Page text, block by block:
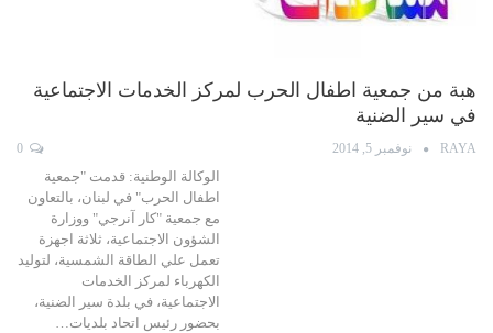
هبة من جمعية اطفال الحرب لمركز الخدمات الاجتماعية
في سير الضنية
RAYA نوفمبر 5, 2014
الوكالة الوطنية: قدمت "جمعية
اطفال الحرب" في لبنان، بالتعاون
مع جمعية "كار آنرجي" ووزارة
الشؤون الاجتماعية، ثلاثة اجهزة
تعمل علي الطاقة الشمسية، لتوليد
الكهرباء لمركز الخدمات
الاجتماعية، في بلدة سير الضنية،
بحضور رئيس اتحاد بلديات…